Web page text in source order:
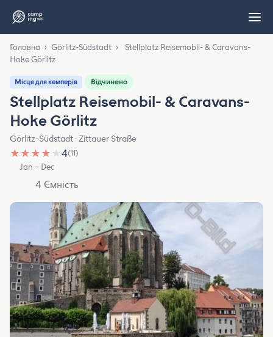
Головна › Görlitz-Südstadt ›
Stellplatz Reisemobil- & Caravans-
Hoke Görlitz
Місце для кемперів Відчинено
Stellplatz Reisemobil- & Caravans-
Hoke Görlitz
Görlitz-Südstadt · Zittauer Straße
★ ★ ★ ★ ★4(11)
Jan – Dec
4 Ємність